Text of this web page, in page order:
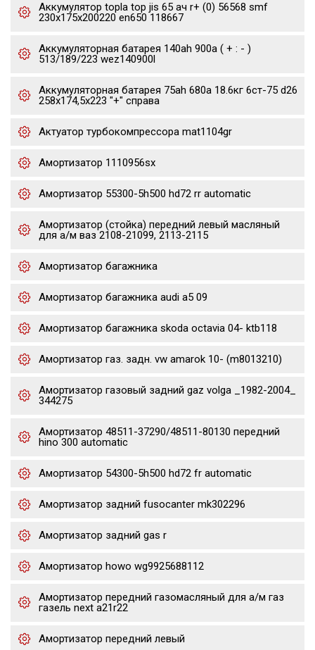
Аккумулятор topla top jis 65 ач r+ (0) 56568 smf
230x175x200220 en650 118667
Аккумуляторная батарея 140ah 900a ( + : - )
513/189/223 wez140900l
Аккумуляторная батарея 75ah 680a 18.6кг 6ст-75 d26
258x174,5x223 "+" справа
Актуатор турбокомпрессора mat1104gr
Амортизатор 1110956sx
Амортизатор 55300-5h500 hd72 rr automatic
Амортизатор (стойка) передний левый масляный
для а/м ваз 2108-21099, 2113-2115
Амортизатор багажника
Амортизатор багажника audi a5 09
Амортизатор багажника skoda octavia 04- ktb118
Амортизатор газ. задн. vw amarok 10- (m8013210)
Амортизатор газовый задний gaz volga _1982-2004_
344275
Амортизатор 48511-37290/48511-80130 передний
hino 300 automatic
Амортизатор 54300-5h500 hd72 fr automatic
Амортизатор задний fusocanter mk302296
Амортизатор задний gas r
Амортизатор howo wg9925688112
Амортизатор передний газомасляный для а/м газ
газель next a21r22
Амортизатор передний левый